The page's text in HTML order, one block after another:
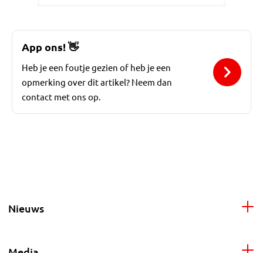
App ons!👋
Heb je een foutje gezien of heb je een
opmerking over dit artikel? Neem dan
contact met ons op.
Nieuws